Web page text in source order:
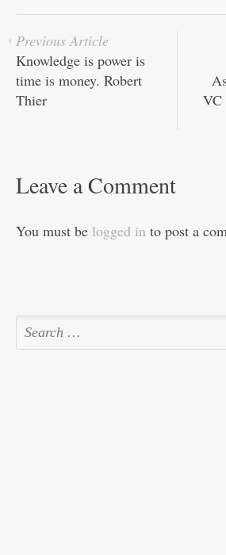
ppt
Previous Article
Knowledge is power is
time is money. Robert
Thier
VC
Leave a Comment
You must be logged in to post a